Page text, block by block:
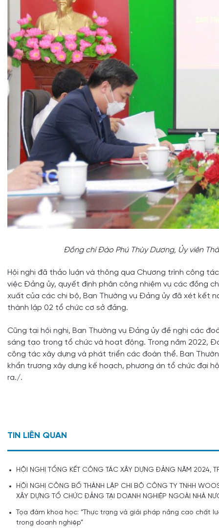
Đồng chí Đào Phú Thùy Dương, Ủy viên
Hội nghị đã thảo luận và thông qua Chương trình công
việc Đảng ủy, quyết định phân công nhiệm vụ các đồng
xuất của các chi bộ, Ban Thường vụ Đảng ủy đã xét kết
thành lập 02 tổ chức cơ sở đảng.
Cũng tại hội nghị, Ban Thường vụ Đảng ủy đề nghị các
sáng tạo trong tổ chức và hoạt động. Trong năm 2022,
công tác xây dựng và phát triển các đoàn thể. Ban
khẩn trương xây dựng kế hoạch, phương án tổ chức đại
ra./.
TIN LIÊN QUAN
HỘI NGHỊ TỔNG KẾT CÔNG TÁC XÂY DỰNG ĐẢNG NĂM 2024,
HỘI NGHỊ CÔNG BỐ THÀNH LẬP CHI BỘ CÔNG TY TNHH
XÂY DỰNG TỔ CHỨC ĐẢNG TẠI DOANH NGHIỆP NGOÀI NHÀ
Tọa đàm khoa học: “Thực trạng và giải pháp nâng cao
trong doanh nghiệp”